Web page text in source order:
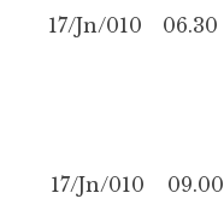
17/Jn/010 06.30
17/Jn/010 09.00